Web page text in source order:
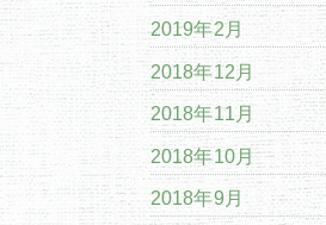
2019年2月
2018年12月
2018年11月
2018年10月
2018年9月